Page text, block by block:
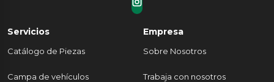
Servicios
Catálogo de Piezas
Campa de vehículos
Empresa
Sobre Nosotros
Trabaja con nosotros